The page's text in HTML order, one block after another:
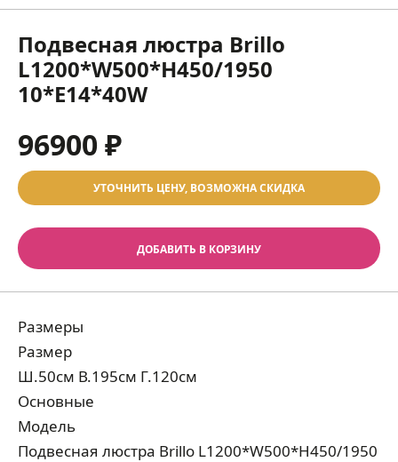
Подвесная люстра Brillo
L1200*W500*H450/1950
10*E14*40W
96900 ₽
УТОЧНИТЬ ЦЕНУ, ВОЗМОЖНА СКИДКА
ДОБАВИТЬ В КОРЗИНУ
Размеры
Размер
Ш.50см В.195см Г.120см
Основные
Модель
Подвесная люстра Brillo L1200*W500*H450/1950